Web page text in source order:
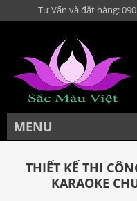
Tư Vấn và đặt hàng:
MENU
THIẾT KẾ THI
KARAOKE